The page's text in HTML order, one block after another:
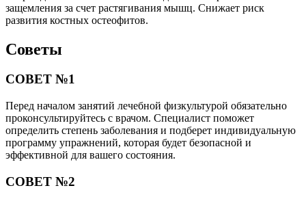
защемления за счет растягивания мышц. Снижает риск
развития костных остеофитов.
Советы
СОВЕТ №1
Перед началом занятий лечебной физкультурой обязательно
проконсультируйтесь с врачом. Специалист поможет
определить степень заболевания и подберет индивидуальную
программу упражнений, которая будет безопасной и
эффективной для вашего состояния.
СОВЕТ №2